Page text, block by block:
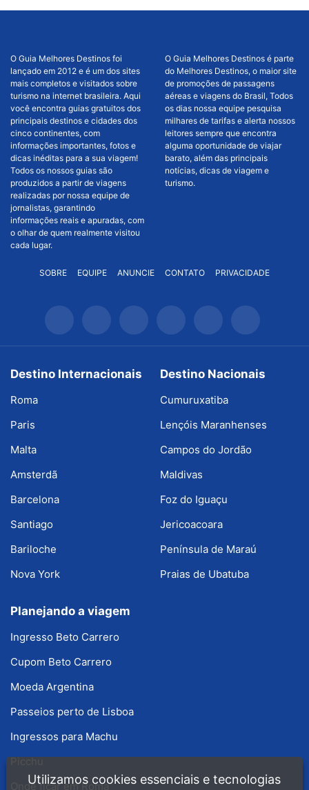
O Guia Melhores Destinos foi
lançado em 2012 e é um dos sites
mais completos e visitados sobre
turismo na internet brasileira. Aqui
você encontra guias gratuitos dos
principais destinos e cidades dos
cinco continentes, com
informações importantes, fotos e
dicas inéditas para a sua viagem!
Todos os nossos guias são
produzidos a partir de viagens
realizadas por nossa equipe de
jornalistas, garantindo
informações reais e apuradas, com
o olhar de quem realmente visitou
cada lugar.
O Guia Melhores Destinos é parte
do Melhores Destinos, o maior site
de promoções de passagens
aéreas e viagens do Brasil, Todos
os dias nossa equipe pesquisa
milhares de tarifas e alerta nossos
leitores sempre que encontra
alguma oportunidade de viajar
barato, além das principais
notícias, dicas de viagem e
turismo.
SOBRE EQUIPE ANUNCIE CONTATO PRIVACIDADE
Destino Internacionais
Roma
Paris
Malta
Amsterdã
Barcelona
Santiago
Bariloche
Nova York
Destino Nacionais
Cumuruxatiba
Lençóis Maranhenses
Campos do Jordão
Maldivas
Foz do Iguaçu
Jericoacoara
Península de Maraú
Praias de Ubatuba
Planejando a viagem
Ingresso Beto Carrero
Cupom Beto Carrero
Moeda Argentina
Passeios perto de Lisboa
Ingressos para Machu
Onde ficar em Roma
Utilizamos cookies essenciais e tecnologias